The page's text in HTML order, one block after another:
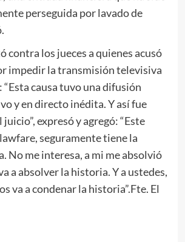
perseguida por lavado de
contra los jueces a quienes acusó
impedir la transmisión televisiva
“Esta causa tuvo una difusión
y en directo inédita. Y así fue
expresó y agregó: “Este
seguramente tiene la
No me interesa, a mi me absolvió
a absolver la historia. Y a ustedes,
va a condenar la historia”.Fte. El